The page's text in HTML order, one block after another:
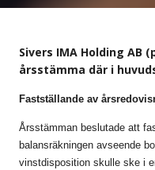
Sivers IMA Holding AB
årsstämma där i
Fastställande av
Årsstämman beslutade att
balansräkningen avseende
vinstdisposition skulle ske i